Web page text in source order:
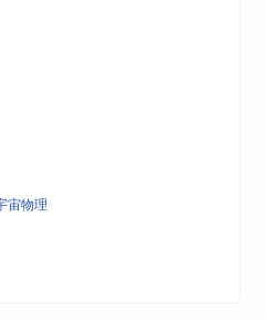
宙物理